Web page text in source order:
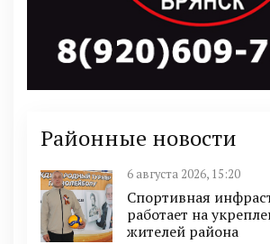
Районные новости
6 августа 2026, 15:20
Спортивная
работает на
жителей района